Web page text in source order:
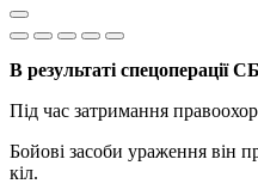
В результаті спецоперації
Під час затримання
Бойові засоби ураження він
кіл.